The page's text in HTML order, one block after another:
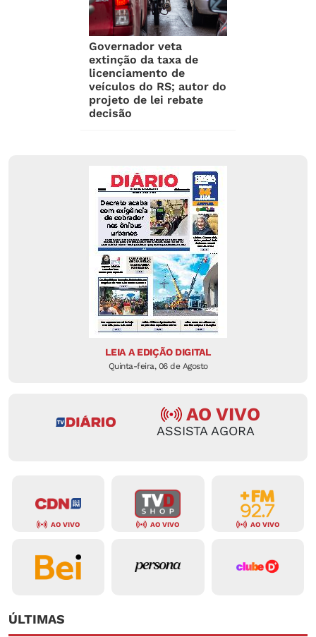
Governador veta
extinção da taxa de
licenciamento de
veículos do RS; autor do
projeto de lei rebate
decisão
LEIA A EDIÇÃO DIGITAL
Quinta-feira, 06 de Agosto
AO VIVO
ASSISTA AGORA
AO VIVO AO VIVO AO VIVO
ÚLTIMAS